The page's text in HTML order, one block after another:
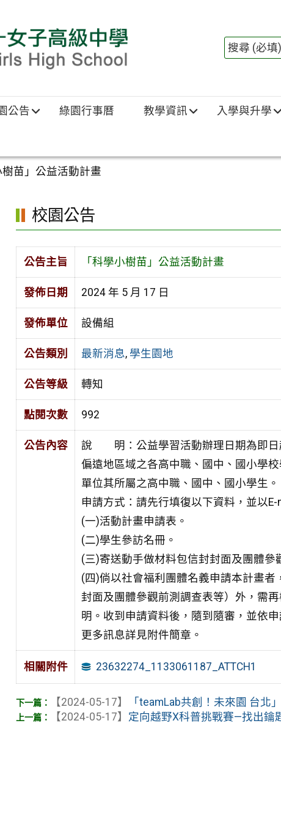
公告 綠園行事曆 教學資訊 入學與升學
樹苗」公益活動計畫
校園公告
公告主旨 「科學小樹苗」公益活動計畫
發佈日期 2024 年 5 月 17 日
發佈單位 設備組
公告類別 最新消息, 學生園地
公告等級 轉知
點閱次數 992
公告內容
說 明：公益學習活動辦理日期為即日
偏遠地區域之各高中職、國中、國小學
單位其所屬之高中職、國中、國小學生。
申請方式：請先行填復以下資料，並以E-
(一)活動計畫申請表。
(二)學生參訪名冊。
(三)寄送動手做材料包信封封面及團體參
(四)倘以社會福利團體名義申請本計畫
封面及團體參觀前測調查表等）外，需
明。收到申請資料後，隨到隨審，並依
更多訊息詳見附件簡章。
相關附件 23632274_1133061187_ATTCH1
【2024-05-17】
「teamLab共創！未來園 台北」
【2024-05-17】 定向越野X科普挑戰賽—找出鑰